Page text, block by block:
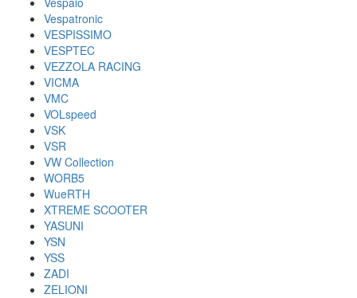
Vespatronic
VESPISSIMO
VESPTEC
VEZZOLA RACING
VICMA
VMC
VOLspeed
VSK
VSR
VW Collection
WORB5
WueRTH
XTREME SCOOTER
YASUNI
YSN
YSS
ZADI
ZELIONI